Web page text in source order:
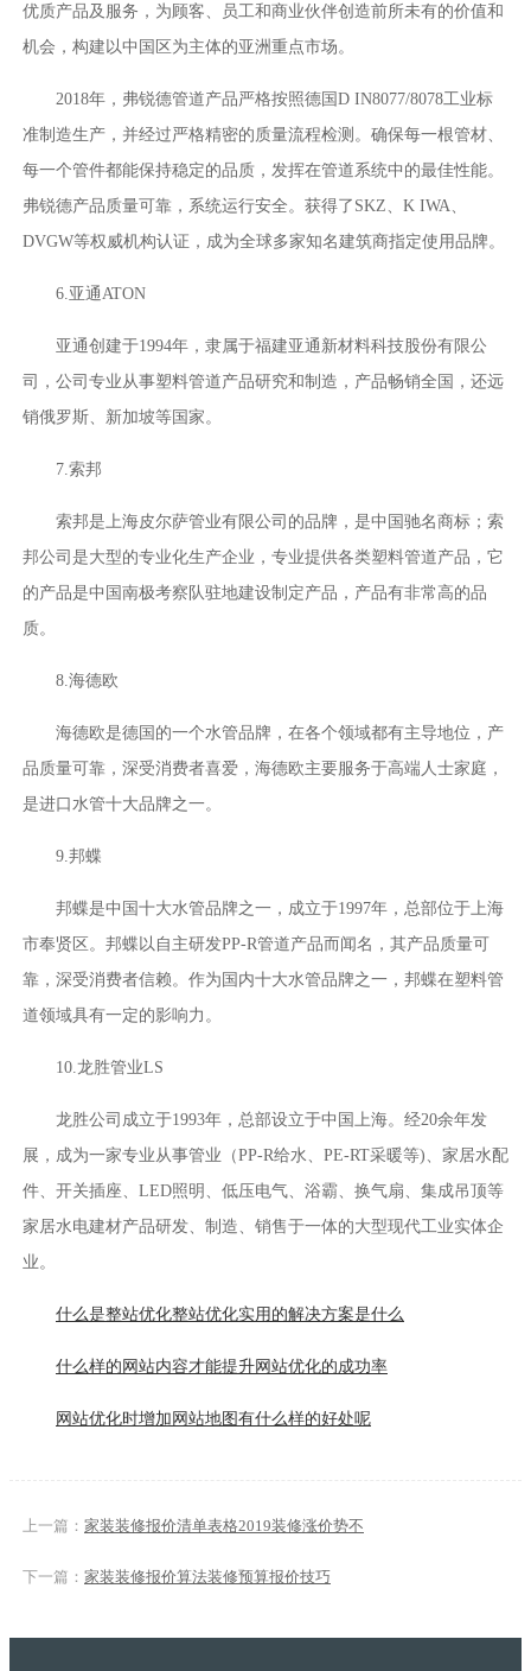
优质产品及服务，为顾客、员工和商业伙伴创造前所未有的价值和
机会，构建以中国区为主体的亚洲重点市场。
2018年，弗锐德管道产品严格按照德国D IN8077/8078工业标
准制造生产，并经过严格精密的质量流程检测。确保每一根管材、
每一个管件都能保持稳定的品质，发挥在管道系统中的最佳性能。
弗锐德产品质量可靠，系统运行安全。获得了SKZ、K IWA、
DVGW等权威机构认证，成为全球多家知名建筑商指定使用品牌。
6.亚通ATON
亚通创建于1994年，隶属于福建亚通新材料科技股份有限公
司，公司专业从事塑料管道产品研究和制造，产品畅销全国，还远
销俄罗斯、新加坡等国家。
7.索邦
索邦是上海皮尔萨管业有限公司的品牌，是中国驰名商标；索
邦公司是大型的专业化生产企业，专业提供各类塑料管道产品，它
的产品是中国南极考察队驻地建设制定产品，产品有非常高的品
质。
8.海德欧
海德欧是德国的一个水管品牌，在各个领域都有主导地位，产
品质量可靠，深受消费者喜爱，海德欧主要服务于高端人士家庭，
是进口水管十大品牌之一。
9.邦蝶
邦蝶是中国十大水管品牌之一，成立于1997年，总部位于上海
市奉贤区。邦蝶以自主研发PP-R管道产品而闻名，其产品质量可
靠，深受消费者信赖。作为国内十大水管品牌之一，邦蝶在塑料管
道领域具有一定的影响力。
10.龙胜管业LS
龙胜公司成立于1993年，总部设立于中国上海。经20余年发
展，成为一家专业从事管业（PP-R给水、PE-RT采暖等)、家居水配
件、开关插座、LED照明、低压电气、浴霸、换气扇、集成吊顶等
家居水电建材产品研发、制造、销售于一体的大型现代工业实体企
业。
什么是整站优化整站优化实用的解决方案是什么
什么样的网站内容才能提升网站优化的成功率
网站优化时增加网站地图有什么样的好处呢
上一篇： 家装装修报价清单表格2019装修涨价势不
下一篇： 家装装修报价算法装修预算报价技巧